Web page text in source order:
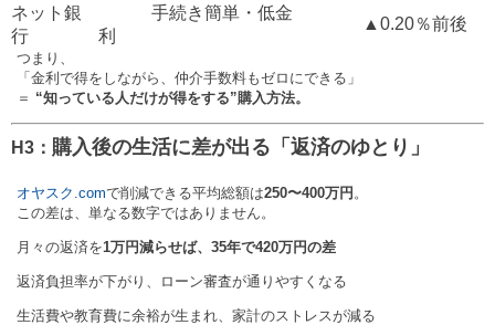
ネット銀
行
手続き簡単・低金
利
▲0.20％前後
つまり、
「金利で得をしながら、仲介手数料もゼロにできる」
＝ “知っている人だけが得をする”購入方法。
H3： 購入後の生活に差が出る「返済のゆとり」
オヤスク.comで削減できる平均総額は250〜400万円 。
この差は、単なる数字ではありません。
月々の返済を1万円減らせば、35年で420万円の差
返済負担率が下がり、ローン審査が通りやすくなる
生活費や教育費に余裕が生まれ、家計のストレスが減る